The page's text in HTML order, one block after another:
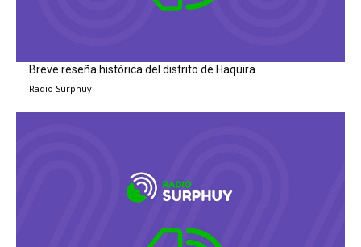
Breve reseña histórica del distrito de Haquira
Radio Surphuy